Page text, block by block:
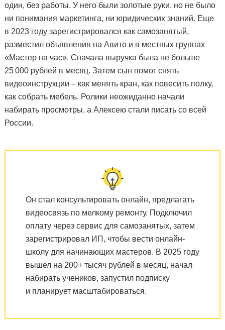
один, без работы. У него были золотые руки, но не было
ни понимания маркетинга, ни юридических знаний. Еще
в 2023 году зарегистрировался как самозанятый,
разместил объявления на Авито и в местных группах
«Мастер на час». Сначала выручка была не больше
25 000 рублей в месяц. Затем сын помог снять
видеоинструкции – как менять кран, как повесить полку,
как собрать мебель. Ролики неожиданно начали
набирать просмотры, а Алексею стали писать со всей
России.
Он стал консультировать онлайн, предлагать
видеосвязь по мелкому ремонту. Подключил
оплату через сервис для самозанятых, затем
зарегистрировал ИП, чтобы вести онлайн-
школу для начинающих мастеров. В 2025 году
вышел на 200+ тысяч рублей в месяц, начал
набирать учеников, запустил подписку
и планирует масштабироваться.